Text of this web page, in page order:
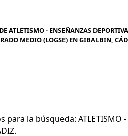
ATLETISMO - ENSEÑANZAS
MEDIO (LOGSE) EN GIBALBIN,
la búsqueda: ATLETISMO -